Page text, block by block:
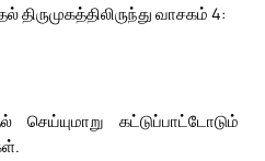
திருமுகத்திலிருந்து வாசகம் 4:
கட்டுப்பாட்டோடும்